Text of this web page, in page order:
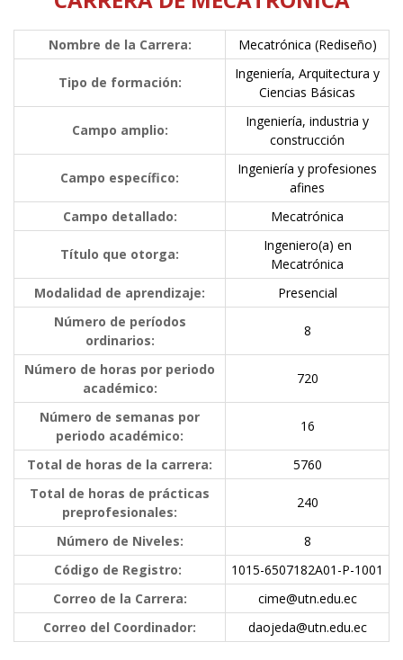
Nombre de la Carrera: Mecatrónica (Rediseño)
Tipo de formación:
Ingeniería, Arquitectura y
Ciencias Básicas
Campo amplio:
Ingeniería, industria y
construcción
Campo específico:
Ingeniería y profesiones
afines
Campo detallado:
Mecatrónica
Título que otorga:
Ingeniero(a) en
Mecatrónica
Modalidad de aprendizaje:
Presencial
Número de períodos
ordinarios:
8
Número de horas por periodo
académico:
720
Número de semanas por
periodo académico:
16
Total de horas de la carrera:
5760
Total de horas de prácticas
preprofesionales:
240
Número de Niveles:
8
Código de Registro:
1015-6507182A01-P-1001
Correo de la Carrera:
cime@utn.edu.ec
Correo del Coordinador:
daojeda@utn.edu.ec